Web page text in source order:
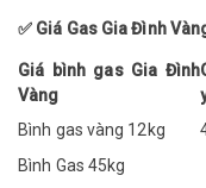
✅ Giá Gas Gia Đình
Giá bình gas Gia Đình
Vàng
Bình gas vàng 12kg
Bình Gas 45kg